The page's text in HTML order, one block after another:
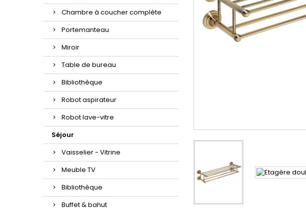
Chambre à coucher complète
Portemanteau
Miroir
Table de bureau
Bibliothèque
Robot aspirateur
Robot lave-vitre
Séjour
Vaisselier - Vitrine
Meuble TV
Bibliothèque
Buffet & bahut